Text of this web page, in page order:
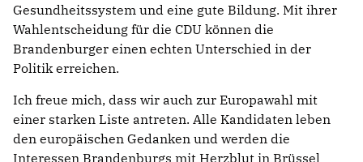
Gesundheitssystem und eine gute Bildung. Mit ihrer
Wahlentscheidung für die CDU können die
Brandenburger einen echten Unterschied in der
Politik erreichen.
Ich freue mich, dass wir auch zur Europawahl mit
einer starken Liste antreten. Alle Kandidaten leben
den europäischen Gedanken und werden die
Interessen Brandenburgs mit Herzblut in Brüssel